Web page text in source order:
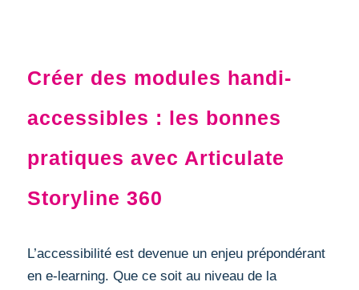
Créer des modules handi-
accessibles : les bonnes
pratiques avec Articulate
Storyline 360
L’accessibilité est devenue un enjeu prépondérant
en e-learning. Que ce soit au niveau de la